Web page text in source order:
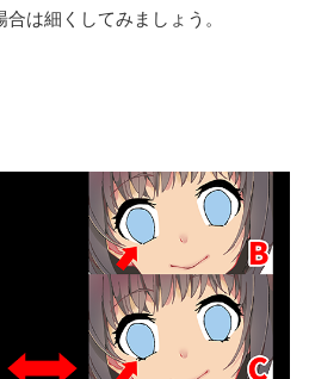
は細くしてみましょう。